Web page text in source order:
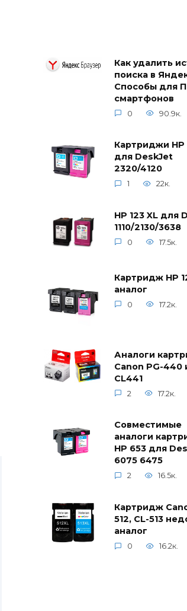
Как удалить
поиска в
Способы для
смартфонов
0 90.9к.
Картриджи HP
для DeskJet
2320/4120
1 22к.
HP 123 XL для
1110/2130/3638
0 17.5к.
Картридж HP
аналог
0 17.2к.
Аналоги
Canon PG-440
CL441
2 17.2к.
Совместимые
аналоги
HP 653 для
6075 6475
2 16.5к.
Картридж
512, CL-513
аналог
0 16.2к.